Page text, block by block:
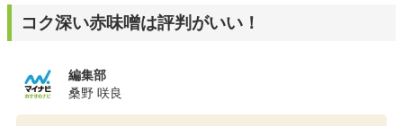
コク深い赤味噌は評判がいい！
編集部
桑野 咲良